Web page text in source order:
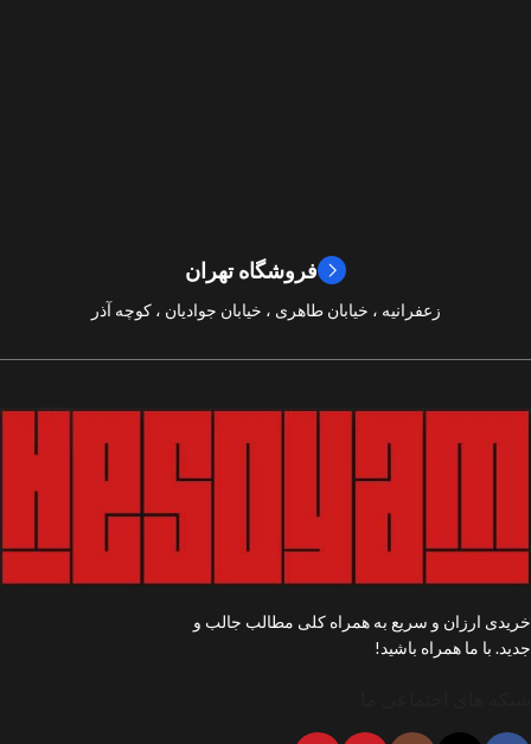
فروشگاه تهران
زعفرانیه ، خیابان طاهری ، خیابان جوادیان ، کوچه آذر
خریدی ارزان و سریع به همراه کلی مطالب جالب و
جدید. با ما همراه باشید!